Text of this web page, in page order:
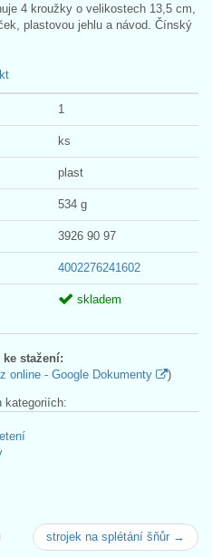
4 kroužky o velikostech 13,5 cm,
plastovou jehlu a návod. Čínský
1
ks
plast
534 g
3926 90 97
4002276241602
skladem
stažení:
online - Google Dokumenty )
kategoriích:
strojek na splétání šňůr →